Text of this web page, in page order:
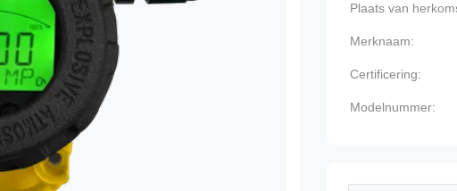
Plaats van
Merknaam:
Certificering:
Modelnummer: